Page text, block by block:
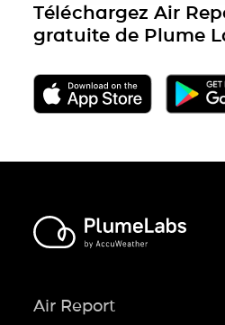
Téléchargez Air
gratuite de Plume
Air Report